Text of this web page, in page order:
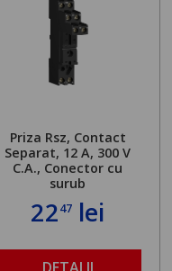
Priza Rsz, Contact
Separat, 12 A, 300 V
C.A., Conector cu
surub
2247 lei